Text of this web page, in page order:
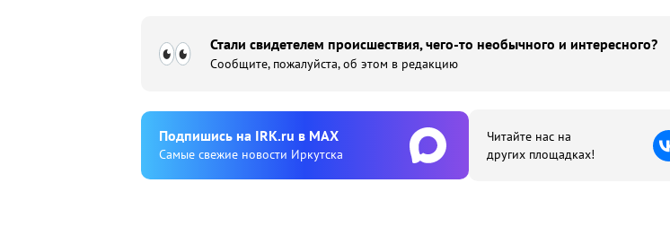
Стали свидетелем происшествия, чего-то необычного и интересного?
Сообщите, пожалуйста, об этом в редакцию
Подпишиcь на IRK.ru в MAX
Cамые свежие новости Иркутска
Читайте нас на
других площадках!